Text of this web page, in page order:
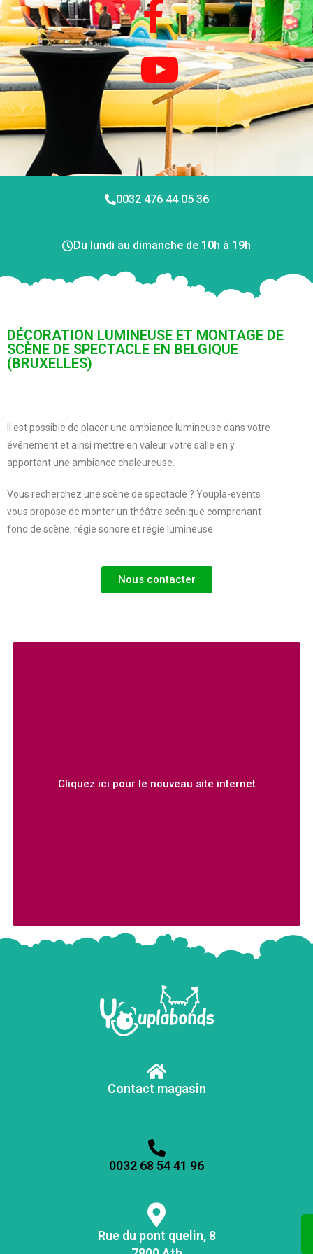
0032 476 44 05 36
Du lundi au dimanche de 10h à 19h
DÉCORATION LUMINEUSE ET MONTAGE DE
SCÈNE DE SPECTACLE EN BELGIQUE
(BRUXELLES)
Il est possible de placer une ambiance lumineuse dans votre
événement et ainsi mettre en valeur votre salle en y
apportant une ambiance chaleureuse.
Vous recherchez une scène de spectacle ? Youpla-events
vous propose de monter un théâtre scénique comprenant
fond de scène, régie sonore et régie lumineuse.
Nous contacter
Cliquez ici pour le nouveau site internet
Contact magasin
0032 68 54 41 96
Rue du pont quelin, 8